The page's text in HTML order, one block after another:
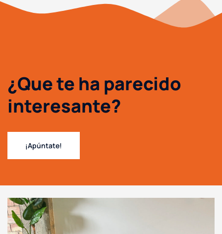
¿Que te ha parecido
interesante?
¡Apúntate!